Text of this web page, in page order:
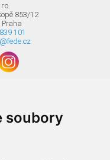
soubory
853/12
Praha
101
minute